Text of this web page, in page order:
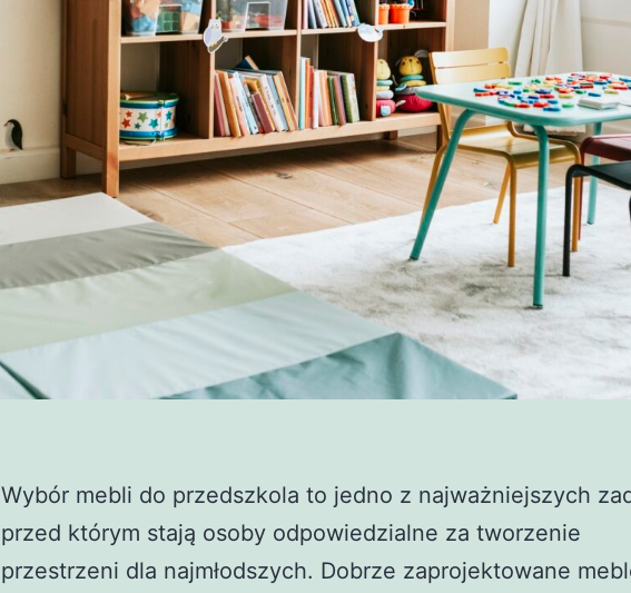
Wybór mebli do przedszkola to jedno z najważniejszych
przed którym stają osoby odpowiedzialne za tworzenie
przestrzeni dla najmłodszych. Dobrze zaprojektowane